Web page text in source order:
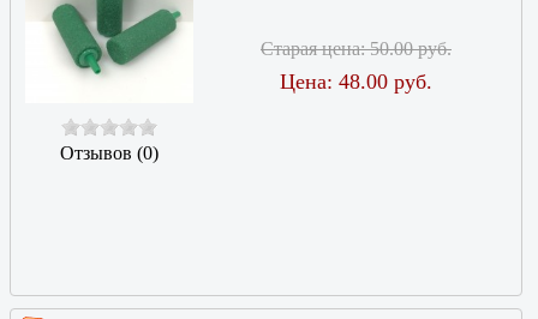
Отзывов (0)
Старая цена:50.00 руб.
Цена: 48.00 руб.